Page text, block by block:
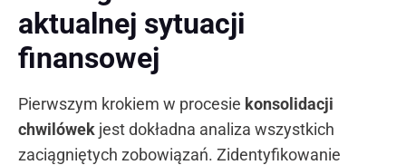
aktualnej sytuacji
finansowej
Pierwszym krokiem w procesie konsolidacji
chwilówek jest dokładna analiza wszystkich
zaciągniętych zobowiązań. Zidentyfikowanie